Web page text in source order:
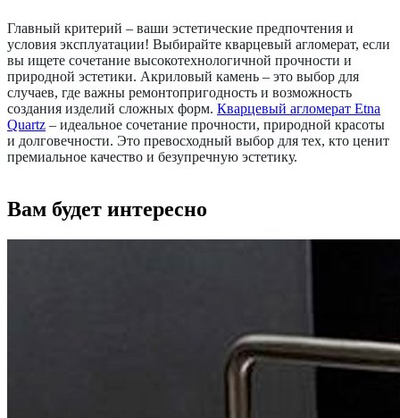
Главный критерий – ваши эстетические предпочтения и
условия эксплуатации! Выбирайте кварцевый агломерат, если
вы ищете сочетание высокотехнологичной прочности и
природной эстетики. Акриловый камень – это выбор для
случаев, где важны ремонтопригодность и возможность
создания изделий сложных форм. Кварцевый агломерат Etna
Quartz – идеальное сочетание прочности, природной красоты
и долговечности. Это превосходный выбор для тех, кто ценит
премиальное качество и безупречную эстетику.
Вам будет интересно